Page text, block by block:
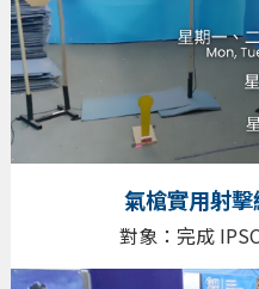
氣槍實用射
對象：完成